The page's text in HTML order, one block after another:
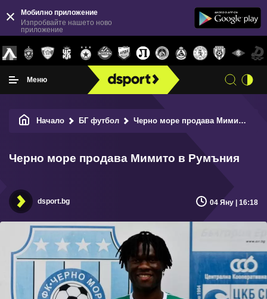
Мобилно приложение
Изпробвайте нашето ново
приложение
Меню
Начало БГ футбол Черно море продава Мимито в Румъния
Черно море продава Мимито в Румъния
dsport.bg 04 Яну | 16:18